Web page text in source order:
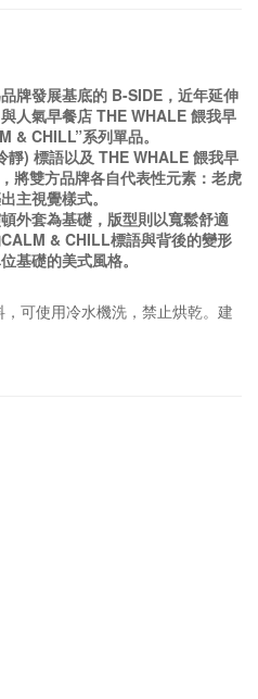
牌發展基底的 B-SIDE，近年延伸
人氣早餐店 THE WHALE 餵我早
& CHILL”系列單品。
) 標語以及 THE WHALE 餵我早
將雙方品牌各自代表性元素：老虎
主視覺樣式。
外套為基礎，版型則以寬鬆舒適
& CHILL標語與背後的變形
基礎的美式風格。
可使用冷水機洗，禁止烘乾。建